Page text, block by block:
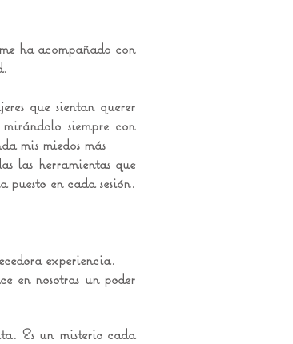
ha acompañado con
que sientan querer
siempre con
mis miedos más
las herramientas que
puesto en cada sesión.
experiencia.
en nosotras un poder
Es un misterio cada